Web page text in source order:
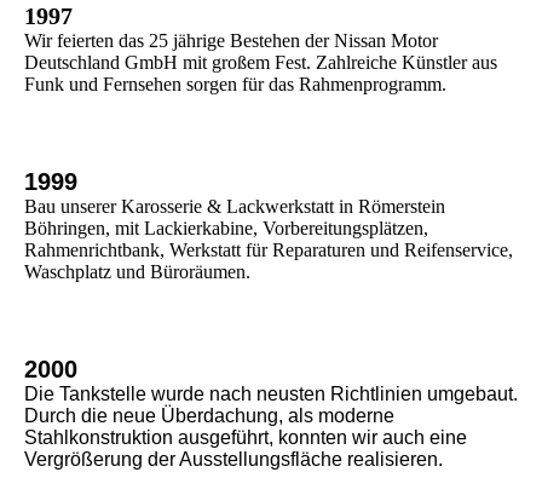
1997
Wir feierten das 25 jährige Bestehen der Nissan Motor
Deutschland GmbH mit großem Fest. Zahlreiche Künstler aus
Funk und Fernsehen sorgen für das Rahmenprogramm.
1999
Bau unserer Karosserie & Lackwerkstatt in Römerstein
Böhringen, mit Lackierkabine, Vorbereitungsplätzen,
Rahmenrichtbank, Werkstatt für Reparaturen und Reifenservice,
Waschplatz und Büroräumen.
2000
Die Tankstelle wurde nach neusten Richtlinien umgebaut.
Durch die neue Überdachung, als moderne
Stahlkonstruktion ausgeführt, konnten wir auch eine
Vergrößerung der Ausstellungsfläche realisieren.